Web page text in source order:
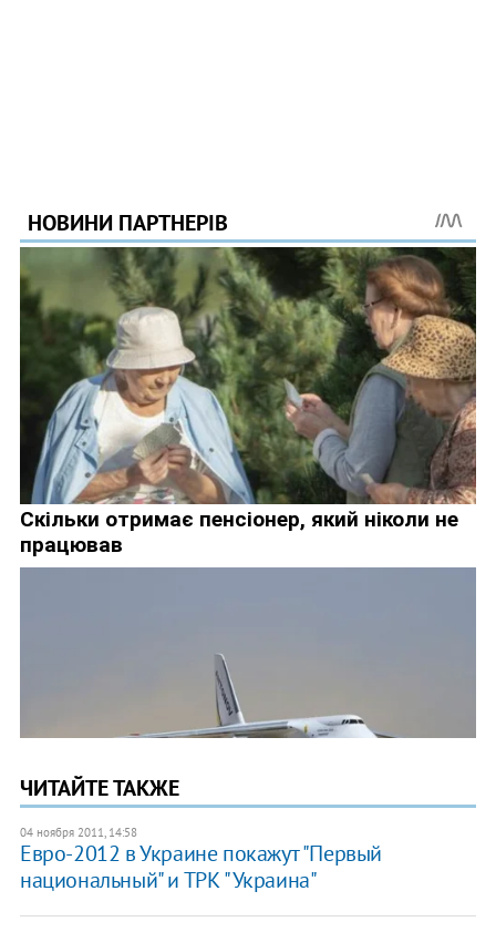
ЧИТАЙТЕ ТАКЖЕ
04 ноября 2011, 14:58
Евро-2012 в Украине покажут "Первый
национальный" и ТРК "Украина"